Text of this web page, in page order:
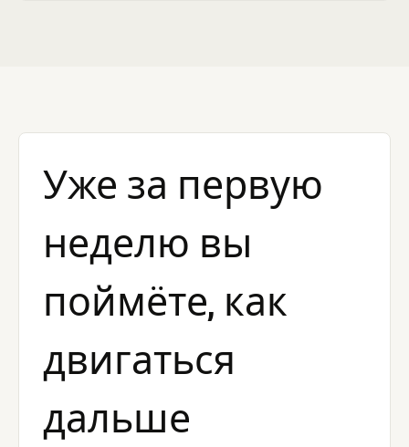
Уже за первую
неделю вы
поймёте, как
двигаться
дальше